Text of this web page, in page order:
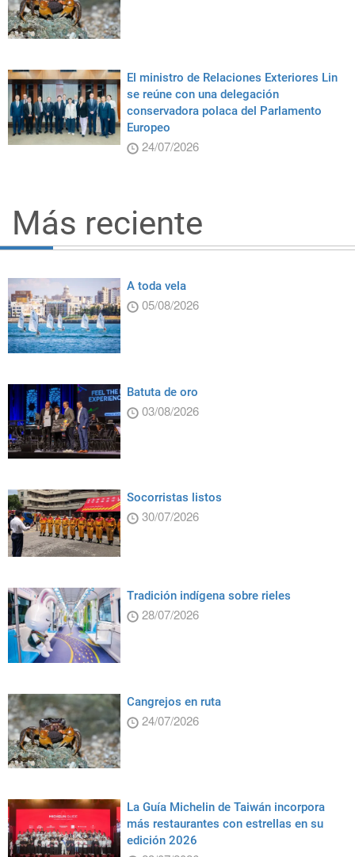
El ministro de Relaciones Exteriores Lin
se reúne con una delegación
conservadora polaca del Parlamento
Europeo
24/07/2026
Más reciente
A toda vela
05/08/2026
Batuta de oro
03/08/2026
Socorristas listos
30/07/2026
Tradición indígena sobre rieles
28/07/2026
Cangrejos en ruta
24/07/2026
La Guía Michelin de Taiwán incorpora
más restaurantes con estrellas en su
edición 2026